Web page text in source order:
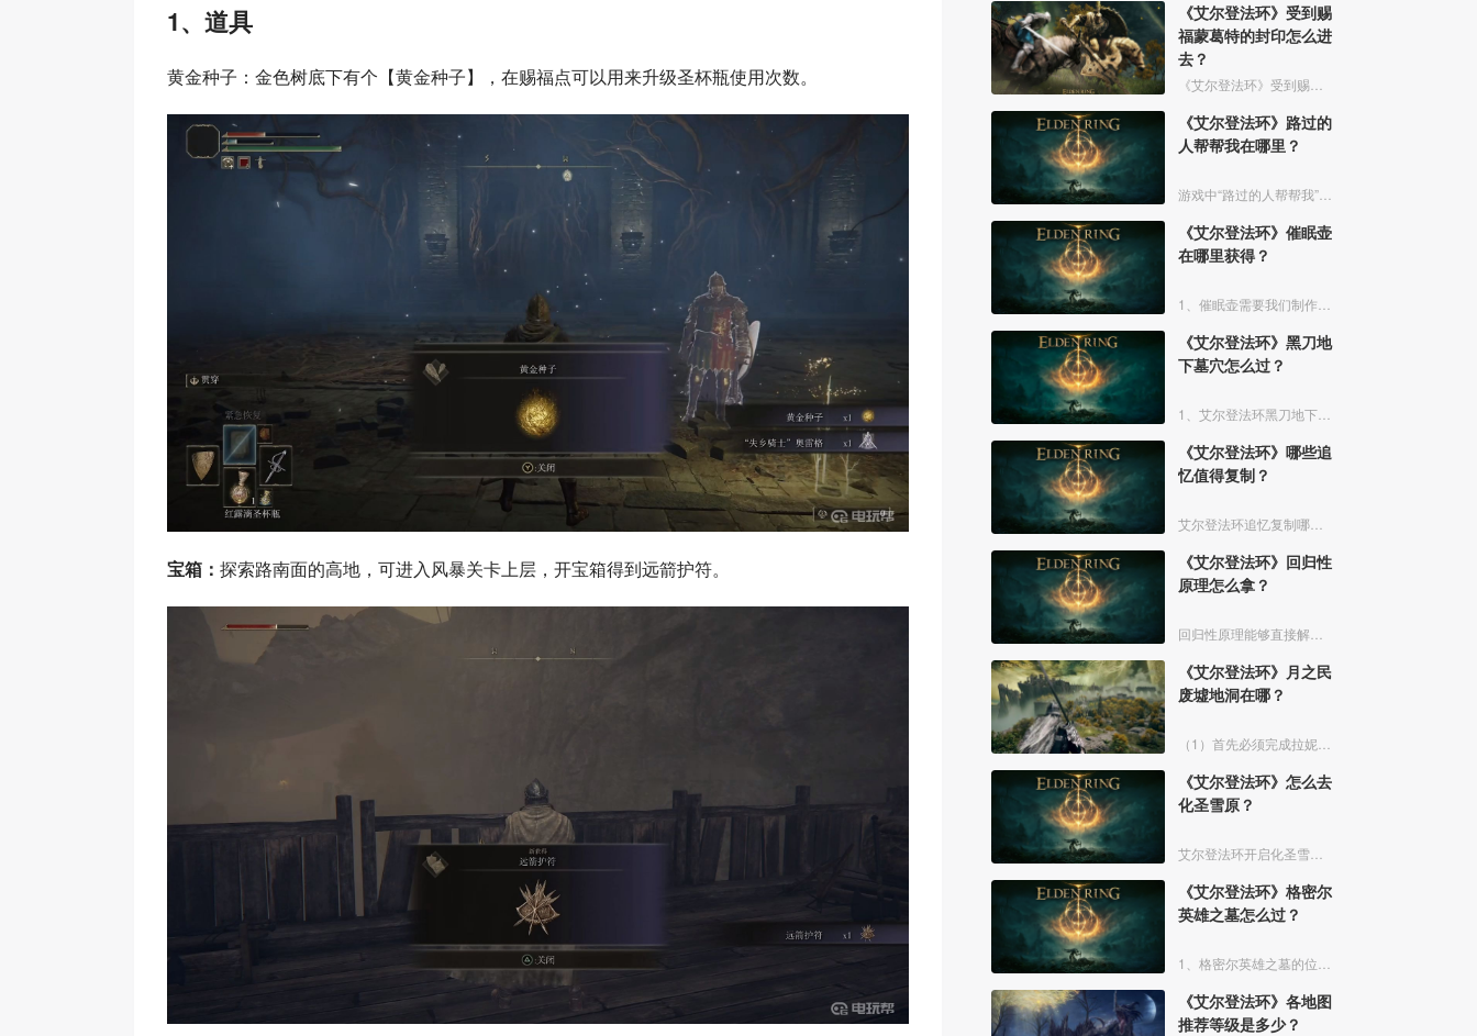
1、道具
黄金种子：金色树底下有个【黄金种子】，在赐福点可以用来升级圣杯瓶使用次数。
宝箱： 探索路南面的高地，可进入风暴关卡上层，开宝箱得到远箭护符。
《艾尔登法环》受到赐
福蒙葛特的封印怎么进
去？
《艾尔登法环》路过的
人帮帮我在哪里？
《艾尔登法环》催眠壶
在哪里获得？
《艾尔登法环》黑刀地
下墓穴怎么过？
《艾尔登法环》哪些追
忆值得复制？
《艾尔登法环》回归性
原理怎么拿？
《艾尔登法环》月之民
废墟地洞在哪？
《艾尔登法环》怎么去
化圣雪原？
《艾尔登法环》格密尔
英雄之墓怎么过？
《艾尔登法环》各地图
推荐等级是多少？